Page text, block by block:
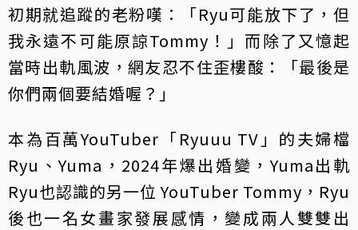
初期就追蹤的老粉嘆：「Ryu可能放下了，但
我永遠不可能原諒Tommy！」而除了又憶起
當時出軌風波，網友忍不住歪樓酸：「最後是
你們兩個要結婚喔？」
本為百萬YouTuber「Ryuuu TV」的夫婦檔
Ryu、Yuma，2024年爆出婚變，Yuma出軌
Ryu也認識的另一位 YouTuber Tommy，Ryu
後也一名女畫家發展感情，變成兩人雙雙出